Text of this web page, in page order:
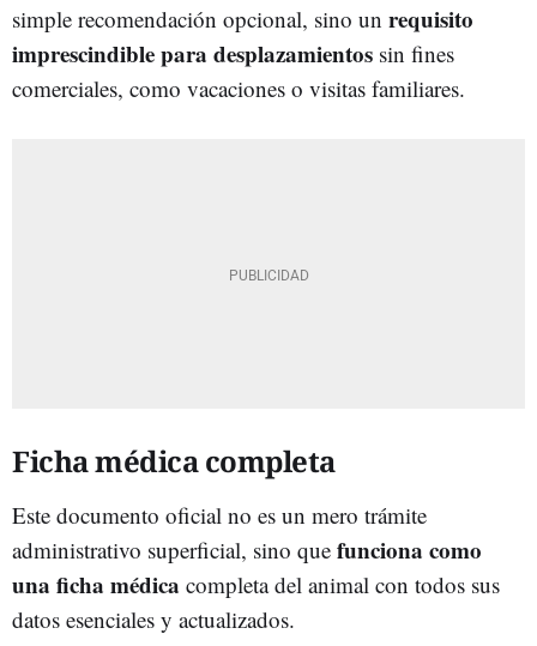
simple recomendación opcional, sino un requisito
imprescindible para desplazamientos sin fines
comerciales, como vacaciones o visitas familiares.
Ficha médica completa
Este documento oficial no es un mero trámite
administrativo superficial, sino que funciona como
una ficha médica completa del animal con todos sus
datos esenciales y actualizados.